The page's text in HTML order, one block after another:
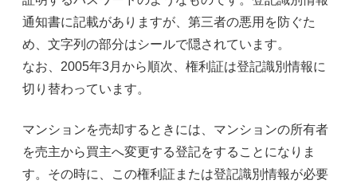
通知書に記載がありますが、第三者の悪用を防ぐた
め、文字列の部分はシールで隠されています。
なお、2005年3月から順次、権利証は登記識別情報に
切り替わっています。
マンションを売却するときには、マンションの所有者
を売主から買主へ変更する登記をすることになりま
す。その時に、この権利証または登記識別情報が必要